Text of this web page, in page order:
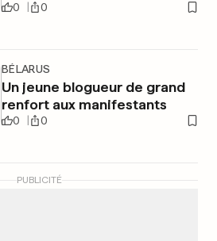
0 0
BÉLARUS
Un jeune blogueur de grand
renfort aux manifestants
0 0
PUBLICITÉ